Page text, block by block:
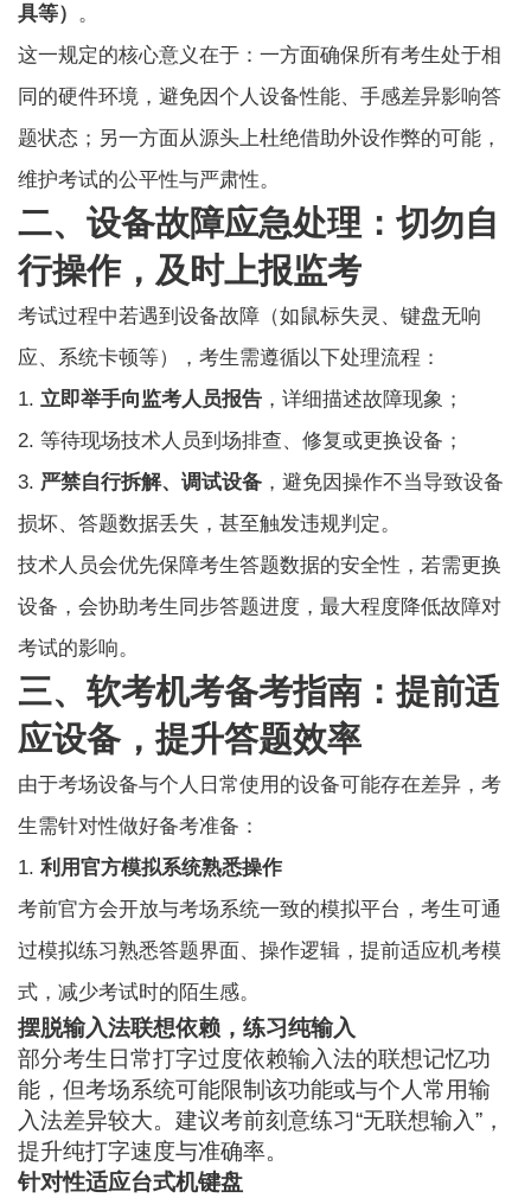
具等） 。
这一规定的核心意义在于：一方面确保所有考生处于相
同的硬件环境，避免因个人设备性能、手感差异影响答
题状态；另一方面从源头上杜绝借助外设作弊的可能，
维护考试的公平性与严肃性。
二、设备故障应急处理：切勿自
行操作，及时上报监考
考试过程中若遇到设备故障（如鼠标失灵、键盘无响
应、系统卡顿等），考生需遵循以下处理流程：
1. 立即举手向监考人员报告 ，详细描述故障现象；
2. 等待现场技术人员到场排查、修复或更换设备；
3. 严禁自行拆解、调试设备 ，避免因操作不当导致设备
损坏、答题数据丢失，甚至触发违规判定。
技术人员会优先保障考生答题数据的安全性，若需更换
设备，会协助考生同步答题进度，最大程度降低故障对
考试的影响。
三、软考机考备考指南：提前适
应设备，提升答题效率
由于考场设备与个人日常使用的设备可能存在差异，考
生需针对性做好备考准备：
1.利用官方模拟系统熟悉操作
考前官方会开放与考场系统一致的模拟平台，考生可通
过模拟练习熟悉答题界面、操作逻辑，提前适应机考模
式，减少考试时的陌生感。
摆脱输入法联想依赖，练习纯输入
部分考生日常打字过度依赖输入法的联想记忆功
能，但考场系统可能限制该功能或与个人常用输
入法差异较大。建议考前刻意练习“无联想输入”，
提升纯打字速度与准确率。
针对性适应台式机键盘